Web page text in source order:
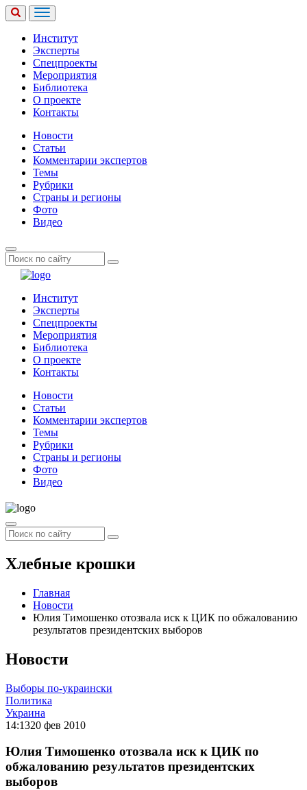
Институт
Эксперты
Спецпроекты
Мероприятия
Библиотека
О проекте
Контакты
Новости
Статьи
Комментарии экспертов
Темы
Рубрики
Страны и регионы
Фото
Видео
Институт
Эксперты
Спецпроекты
Мероприятия
Библиотека
О проекте
Контакты
Новости
Статьи
Комментарии экспертов
Темы
Рубрики
Страны и регионы
Фото
Видео
Хлебные крошки
Главная
Новости
Юлия Тимошенко отозвала иск к ЦИК по обжалованию
результатов президентских выборов
Новости
Выборы по-украински
Политика
Украина
14:1320 фев 2010
Юлия Тимошенко отозвала иск к ЦИК по
обжалованию результатов президентских
выборов